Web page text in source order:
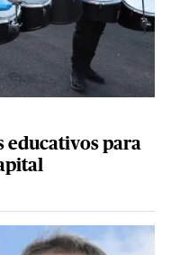
educativos para